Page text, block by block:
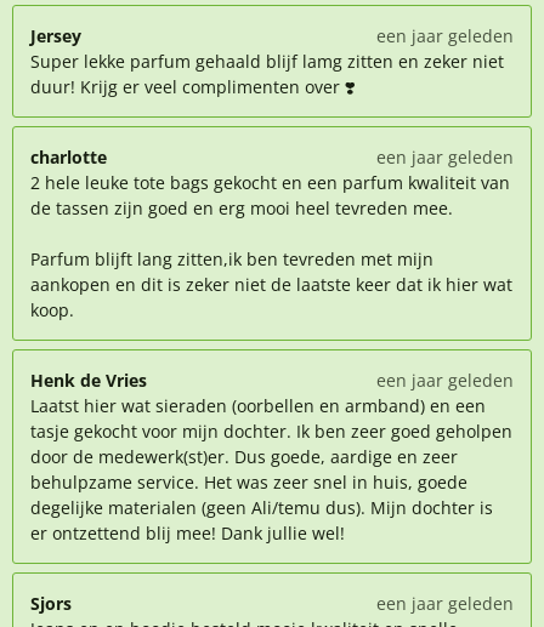
Jersey
een jaar geleden
Super lekke parfum gehaald blijf lamg zitten en zeker niet
duur! Krijg er veel complimenten over ❣️
charlotte
een jaar geleden
2 hele leuke tote bags gekocht en een parfum kwaliteit van
de tassen zijn goed en erg mooi heel tevreden mee.
Parfum blijft lang zitten,ik ben tevreden met mijn
aankopen en dit is zeker niet de laatste keer dat ik hier wat
koop.
Henk de Vries
een jaar geleden
Laatst hier wat sieraden (oorbellen en armband) en een
tasje gekocht voor mijn dochter. Ik ben zeer goed geholpen
door de medewerk(st)er. Dus goede, aardige en zeer
behulpzame service. Het was zeer snel in huis, goede
degelijke materialen (geen Ali/temu dus). Mijn dochter is
er ontzettend blij mee! Dank jullie wel!
Sjors
een jaar geleden